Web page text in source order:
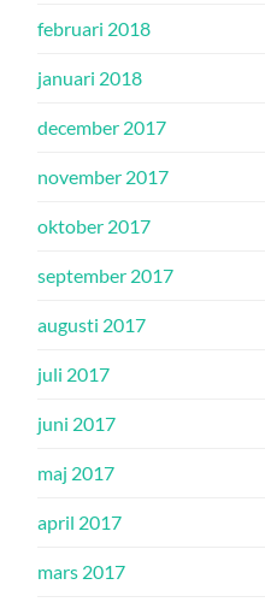
februari 2018
januari 2018
december 2017
november 2017
oktober 2017
september 2017
augusti 2017
juli 2017
juni 2017
maj 2017
april 2017
mars 2017